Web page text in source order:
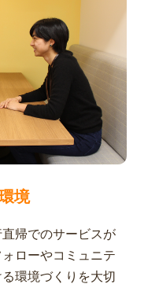
境
帰でのサービスが
ローやコミュニテ
環境づくりを大切